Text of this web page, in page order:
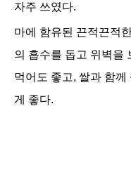
자주 쓰였다.
마에 함유된 끈적끈적
의 흡수를 돕고 위벽을
먹어도 좋고, 쌀과 함께
게 좋다.